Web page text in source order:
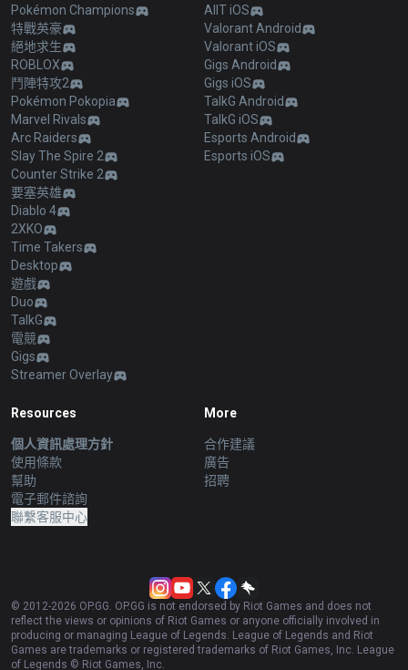
Pokémon Champions
特戰英豪
絕地求生
ROBLOX
鬥陣特攻2
Pokémon Pokopia
Marvel Rivals
Arc Raiders
Slay The Spire 2
Counter Strike 2
要塞英雄
Diablo 4
2XKO
Time Takers
Desktop
遊戲
Duo
TalkG
電競
Gigs
Streamer Overlay
AllT iOS
Valorant Android
Valorant iOS
Gigs Android
Gigs iOS
TalkG Android
TalkG iOS
Esports Android
Esports iOS
Resources
個人資訊處理方針
使用條款
幫助
電子郵件諮詢
聯繫客服中心
More
合作建議
廣告
招聘
© 2012-2026 OP.GG. OP.GG is not endorsed by Riot Games and does not
reflect the views or opinions of Riot Games or anyone officially involved in
producing or managing League of Legends. League of Legends and Riot
Games are trademarks or registered trademarks of Riot Games, Inc. League
of Legends © Riot Games, Inc.